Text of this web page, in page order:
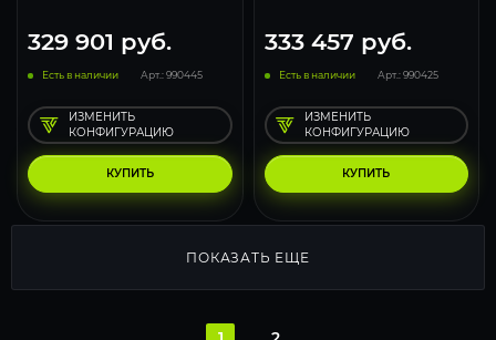
329 901 руб.
Есть в наличии Арт.: 990445
КУПИТЬ
ИЗМЕНИТЬ
КОНФИГУРАЦИЮ
333 457 руб.
Есть в наличии Арт.: 990425
КУПИТЬ
ИЗМЕНИТЬ
КОНФИГУРАЦИЮ
ПОКАЗАТЬ ЕЩЕ